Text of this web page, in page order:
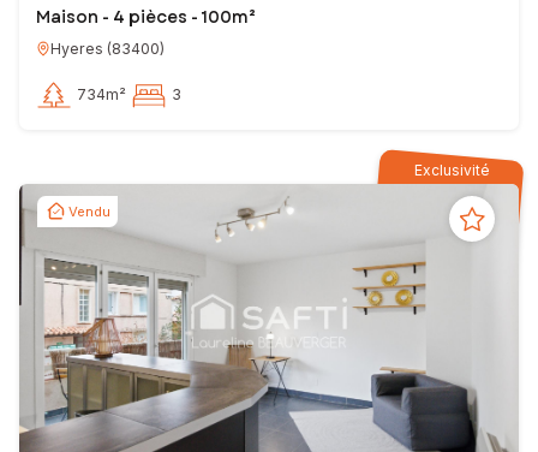
Maison - 4 pièces - 100m²
Hyeres (83400)
734m² 3
Exclusivité
Vendu